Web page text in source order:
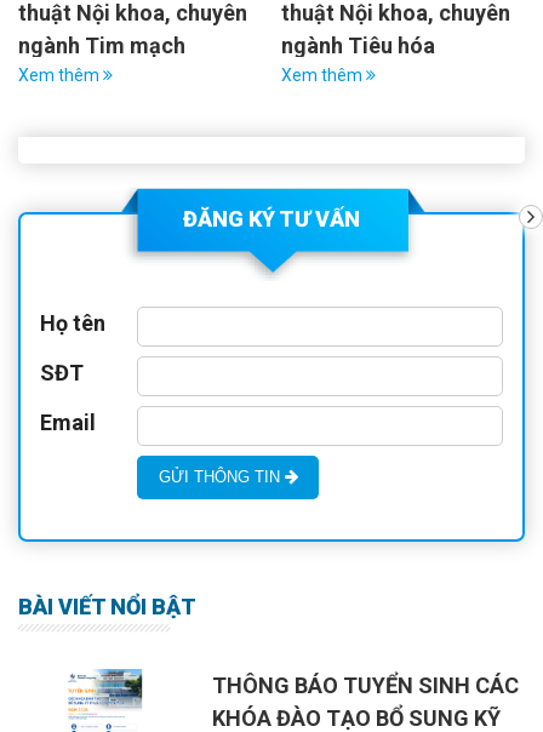
thuật Nội khoa, chuyên
ngành Tim mạch
Xem thêm
thuật Nội khoa, chuyên
ngành Tiêu hóa
Xem thêm
ĐĂNG KÝ TƯ VẤN
Họ tên
SĐT
Email
GỬI THÔNG TIN
BÀI VIẾT NỔI BẬT
THÔNG BÁO TUYỂN SINH CÁC
KHÓA ĐÀO TẠO BỔ SUNG KỸ